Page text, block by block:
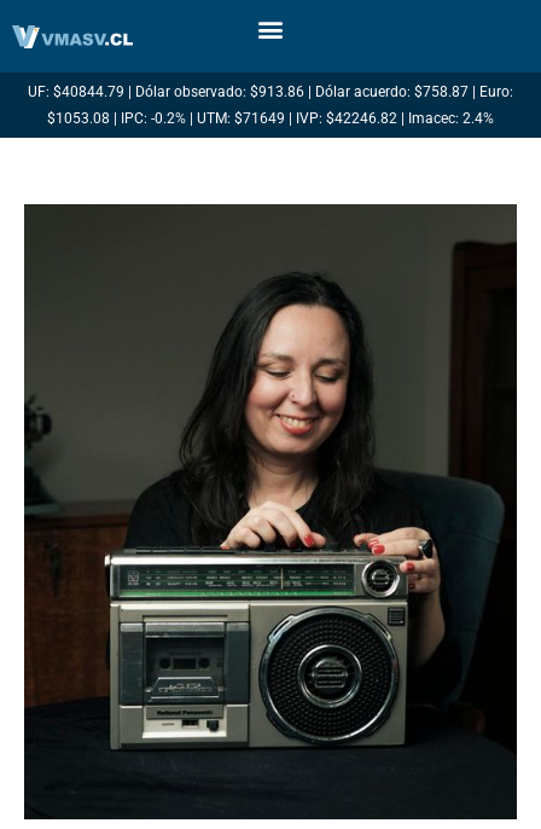
UF: $40844.79 | Dólar observado: $913.86 | Dólar acuerdo: $758.87 | Euro:
$1053.08 | IPC: -0.2% | UTM: $71649 | IVP: $42246.82 | Imacec: 2.4%